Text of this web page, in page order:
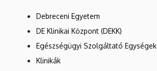
Debreceni Egyetem
DE Klinikai Központ (DEKK)
Egészségügyi Szolgáltató Egységek
Klinikák